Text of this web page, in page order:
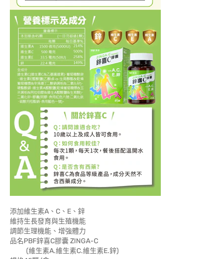
添加維生素A、C、E、鋅
維持生長發育與生殖機能
調節生理機能、增強體力
品名PBF鋅喜C膠囊 ZINGA-C
(維生素A.維生素C.維生素E.鋅)